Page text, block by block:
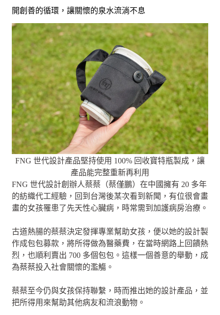
開創善的循環，讓關懷的泉水流淌不息
FNG 世代設計產品堅持使用 100% 回收寶特瓶製成，讓
產品能完整重新再利用
FNG 世代設計創辦人蔡蔡（蔡僅鵬）在中國擁有 20 多年
的紡織代工經驗，回到台灣後某次看到新聞，有位很會畫
畫的女孩罹患了先天性心臟病，時常需到加護病房治療。
古道熱腸的蔡蔡決定發揮專業幫助女孩，便以她的設計製
作成包包募款，將所得做為醫藥費，在當時網路上回饋熱
烈，也順利賣出 700 多個包包。這樣一個善意的舉動，成
為蔡蔡投入社會關懷的濫觴。
蔡蔡至今仍與女孩保持聯繫，時而推出她的設計產品，並
把所得用來幫助其他病友和流浪動物。